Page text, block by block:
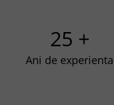
25 +
Ani de experienta